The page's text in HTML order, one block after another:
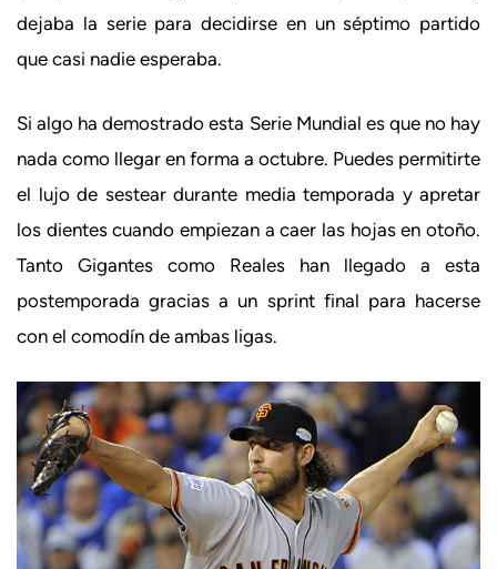
dejaba la serie para decidirse en un séptimo partido
que casi nadie esperaba.
Si algo ha demostrado esta Serie Mundial es que no hay
nada como llegar en forma a octubre. Puedes permitirte
el lujo de sestear durante media temporada y apretar
los dientes cuando empiezan a caer las hojas en otoño.
Tanto Gigantes como Reales han llegado a esta
postemporada gracias a un sprint final para hacerse
con el comodín de ambas ligas.